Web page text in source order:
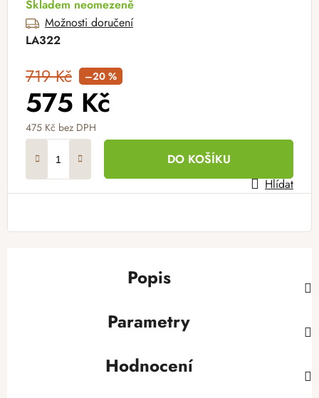
Skladem neomezeně
Možnosti doručení
LA322
719 Kč –20 %
575 Kč
475 Kč bez DPH
DO KOŠÍKU
Hlídat
Popis
Parametry
Hodnocení